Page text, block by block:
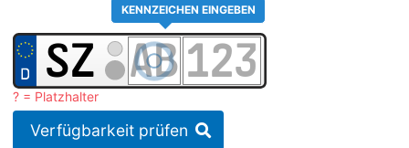
KENNZEICHEN EINGEBEN
? = Platzhalter
Verfügbarkeit prüfen